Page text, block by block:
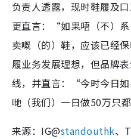
负责人透露，现时鞋履及
更直言：“如果唔（不）
卖嘅（的）鞋，应该已经
履业务发展理想，但品牌
线，并直言：“今时今日
哋（我们）一日做50万只
来源：IG@standouthk、